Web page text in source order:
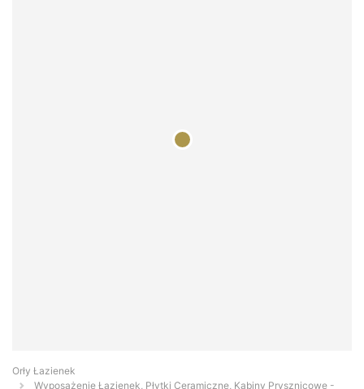
Orły Łazienek
Wyposażenie Łazienek, Płytki Ceramiczne, Kabiny Prysznicowe -